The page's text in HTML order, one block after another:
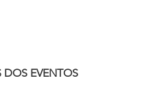
DOS EVENTOS